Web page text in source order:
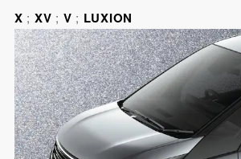
X ; XV ; V ; LUXION